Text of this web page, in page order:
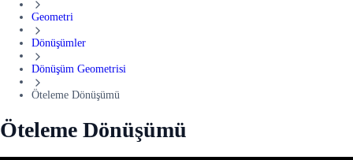
Geometri
Dönüşümler
Dönüşüm Geometrisi
Öteleme Dönüşümü
Öteleme Dönüşümü